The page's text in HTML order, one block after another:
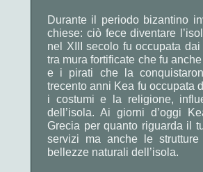
Durante il periodo bizantino
chiese: ciò fece diventare
nel XIII secolo fu occupata
tra mura fortificate che fu
e i pirati che la
trecento anni Kea fu occupata
i costumi e la religione,
dell’isola. Ai giorni d’oggi
Grecia per quanto riguarda il
servizi ma anche le
bellezze naturali dell’isola.